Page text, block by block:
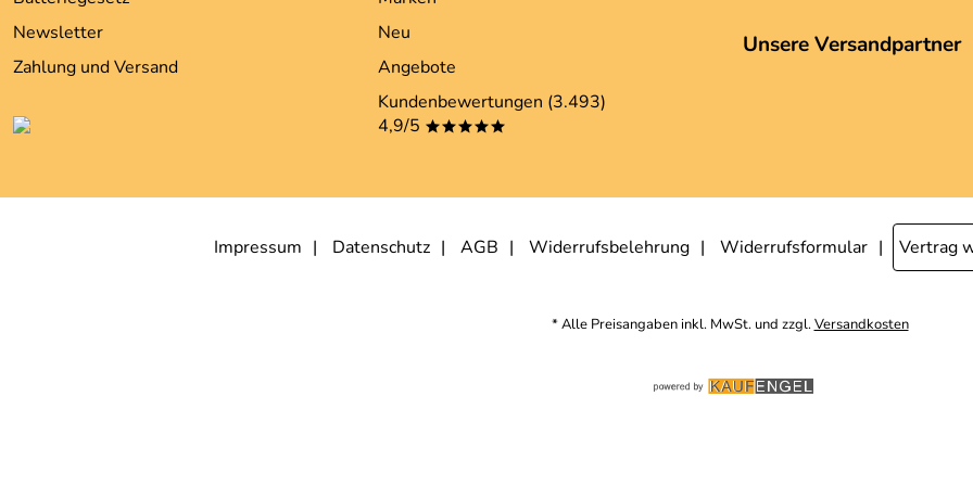
Newsletter
Zahlung und Versand
Neu
Angebote
Kundenbewertungen (3.493)
4,9/5 *****
Unsere Versandpartner
Impressum Datenschutz AGB Widerrufsbelehrung Widerrufsformular Vertrag
* Alle Preisangaben inkl. MwSt. und zzgl.Versandkosten